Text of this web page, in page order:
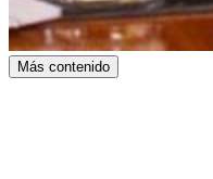
Más contenido